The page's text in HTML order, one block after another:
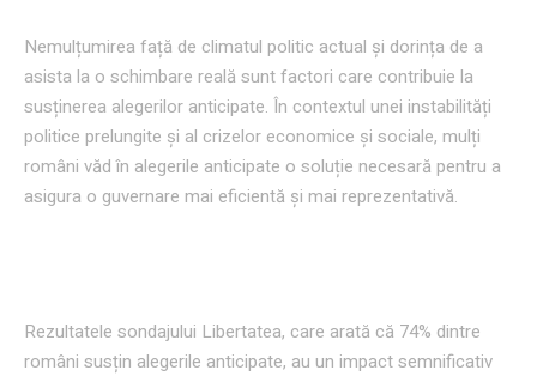
Nemulțumirea față de climatul politic actual și dorința de a
asista la o schimbare reală sunt factori care contribuie la
susținerea alegerilor anticipate. În contextul unei instabilități
politice prelungite și al crizelor economice și sociale, mulți
români văd în alegerile anticipate o soluție necesară pentru a
asigura o guvernare mai eficientă și mai reprezentativă.
Rezultatele sondajului Libertatea, care arată că 74% dintre
români susțin alegerile anticipate, au un impact semnificativ